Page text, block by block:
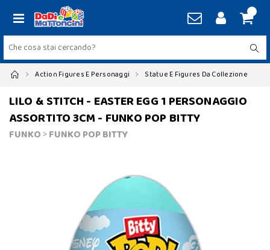
Action Figures E Personaggi Statue E Figures Da Collezione
LILO & STITCH - EASTER EGG 1 PERSONAGGIO
ASSORTITO 3CM - FUNKO POP BITTY
FUNKO>FUNKO POP BITTY